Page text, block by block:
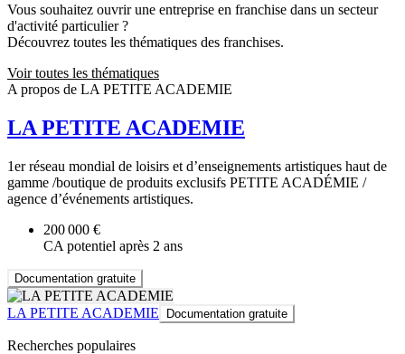
Vous souhaitez ouvrir une entreprise en franchise dans un secteur
d'activité particulier ?
Découvrez toutes les thématiques des franchises.
Voir toutes les thématiques
A propos de LA PETITE ACADEMIE
LA PETITE ACADEMIE
1er réseau mondial de loisirs et d’enseignements artistiques haut de
gamme /boutique de produits exclusifs PETITE ACADÉMIE /
agence d’événements artistiques.
200 000 €
CA potentiel après 2 ans
Documentation gratuite
LA PETITE ACADEMIE Documentation gratuite
Recherches populaires